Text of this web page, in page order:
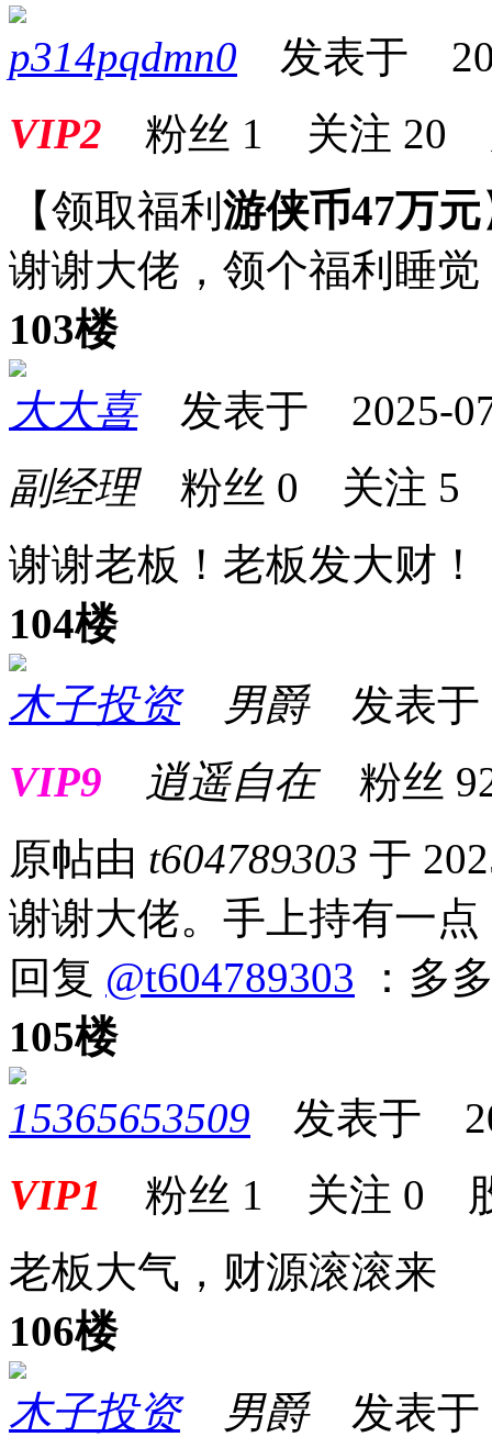
p314pqdmn0 发表于
VIP2 粉丝 1 关注 20
【领取福利 游侠币47万元
谢谢大佬，领个福利睡觉
103楼
大大喜发表于 2025-
副经理粉丝 0 关注 5
谢谢老板！老板发大财
104楼
木子投资
男爵发表于
VIP9
逍遥自在粉丝
原帖由 t604789303 于
谢谢大佬。手上持有一
回复 @t604789303 ：多
105楼
15365653509 发表于
VIP1 粉丝 1 关注 0
老板大气，财源滚滚来
106楼
木子投资
男爵发表于